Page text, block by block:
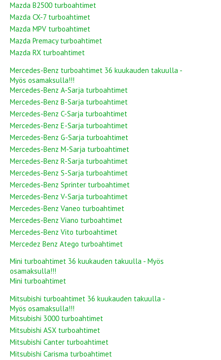
Mazda B2500 turboahtimet
Mazda CX-7 turboahtimet
Mazda MPV turboahtimet
Mazda Premacy turboahtimet
Mazda RX turboahtimet
Mercedes-Benz turboahtimet 36 kuukauden takuulla -
Myös osamaksulla!!!
Mercedes-Benz A-Sarja turboahtimet
Mercedes-Benz B-Sarja turboahtimet
Mercedes-Benz C-Sarja turboahtimet
Mercedes-Benz E-Sarja turboahtimet
Mercedes-Benz G-Sarja turboahtimet
Mercedes-Benz M-Sarja turboahtimet
Mercedes-Benz R-Sarja turboahtimet
Mercedes-Benz S-Sarja turboahtimet
Mercedes-Benz Sprinter turboahtimet
Mercedes-Benz V-Sarja turboahtimet
Mercedes-Benz Vaneo turboahtimet
Mercedes-Benz Viano turboahtimet
Mercedes-Benz Vito turboahtimet
Mercedez Benz Atego turboahtimet
Mini turboahtimet 36 kuukauden takuulla - Myös
osamaksulla!!!
Mini turboahtimet
Mitsubishi turboahtimet 36 kuukauden takuulla -
Myös osamaksulla!!!
Mitsubishi 3000 turboahtimet
Mitsubishi ASX turboahtimet
Mitsubishi Canter turboahtimet
Mitsubishi Carisma turboahtimet